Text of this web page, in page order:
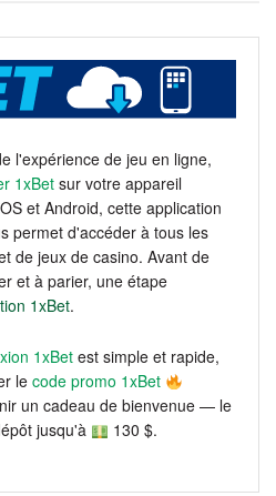
l'expérience de jeu en ligne,
1xBet sur votre appareil
et Android, cette application
permet d'accéder à tous les
de jeux de casino. Avant de
et à parier, une étape
1xBet.
1xBet est simple et rapide,
le code promo 1xBet
un cadeau de bienvenue — le
jusqu'à
130 $.